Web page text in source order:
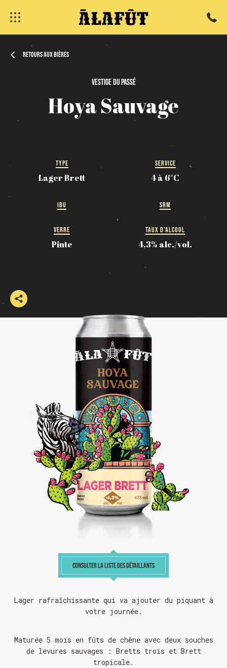
Retours aux bières
Vestigedupassé
HoyaSauvage
TYPE
Lager Brett
SERVICE
4 à 6°C
IBU SRM
VERRE
Pinte
TAUX D'ALCOOL
4,3% alc./vol.
Lager rafraîchissante qui va ajouter du piquant à
votre journée.
Maturée 5 mois en fûts de chêne avec deux souches
de levures sauvages : Bretts trois et Brett
tropicale.
CONSULTER LA LISTE DES DÉTAILLANTS